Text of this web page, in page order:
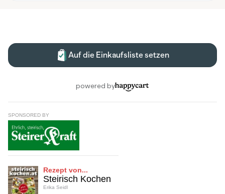
SPONSORED BY
Rezept von...
Steirisch Kochen
Erika Seidl